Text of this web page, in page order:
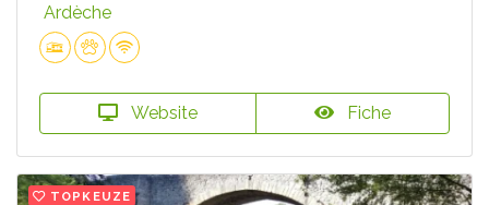
Ardèche
Website Fiche
TOPKEUZE